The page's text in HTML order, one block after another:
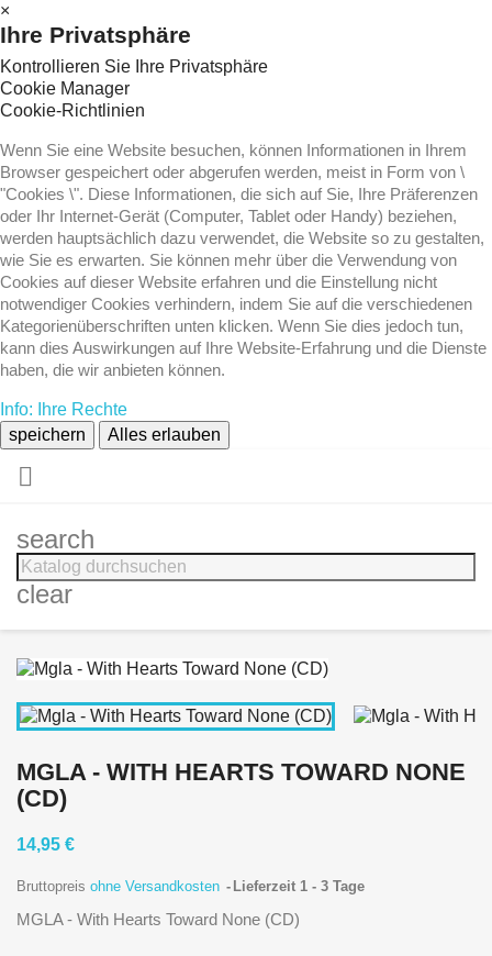
×
Ihre Privatsphäre
Kontrollieren Sie Ihre Privatsphäre
Cookie Manager
Cookie-Richtlinien
Wenn Sie eine Website besuchen, können Informationen in Ihrem
Browser gespeichert oder abgerufen werden, meist in Form von \
"Cookies \". Diese Informationen, die sich auf Sie, Ihre Präferenzen
oder Ihr Internet-Gerät (Computer, Tablet oder Handy) beziehen,
werden hauptsächlich dazu verwendet, die Website so zu gestalten,
wie Sie es erwarten. Sie können mehr über die Verwendung von
Cookies auf dieser Website erfahren und die Einstellung nicht
notwendiger Cookies verhindern, indem Sie auf die verschiedenen
Kategorienüberschriften unten klicken. Wenn Sie dies jedoch tun,
kann dies Auswirkungen auf Ihre Website-Erfahrung und die Dienste
haben, die wir anbieten können.
Info: Ihre Rechte
speichern
Alles erlauben

search
clear
MGLA - WITH HEARTS TOWARD NONE
(CD)
14,95 €
Bruttopreis ohne Versandkosten Lieferzeit 1 - 3 Tage
MGLA - With Hearts Toward None (CD)